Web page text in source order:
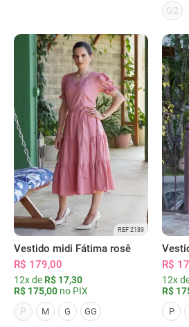
G2
REF 2189
Vestido midi Fátima rosê
R$ 179,00
12x de R$ 17,30
R$ 175,00 no PIX
P
M G GG
R$
12x
R$
P